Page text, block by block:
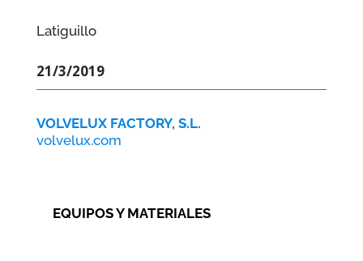
Latiguillo
21/3/2019
VOLVELUX FACTORY, S.L.
volvelux.com
EQUIPOS Y MATERIALES